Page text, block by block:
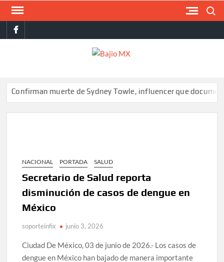
Saltar
contenidofacebook
muerte de Sydney Towle, influencer que documentó
NACIONAL PORTADA SALUD
Secretario de Salud reporta
disminución de casos de dengue en
México
soporteinfix junio 3, 2026
Ciudad De México, 03 de junio de 2026.- Los casos de
dengue en México han bajado de manera importante